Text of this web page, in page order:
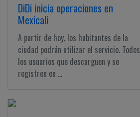
DiDi inicia operaciones en
Mexicali
A partir de hoy, los habitantes de la
ciudad podrán utilizar el servicio. Todos
los usuarios que descarguen y se
registren en ...